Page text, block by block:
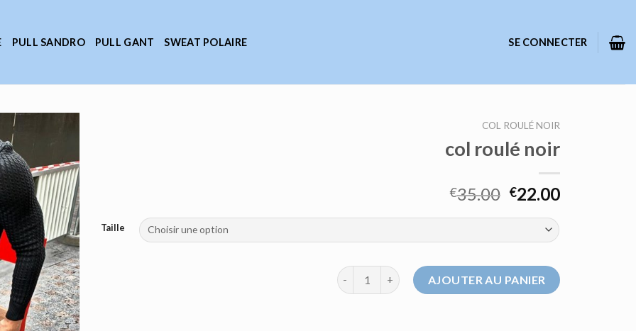
PULL SANDRO PULL GANT SWEAT POLAIRE SE CONNECTER
COL ROULÉ NOIR
col roulé noir
€35.00 €22.00
Taille
quantité de col roulé noirAJOUTER AU PANIER